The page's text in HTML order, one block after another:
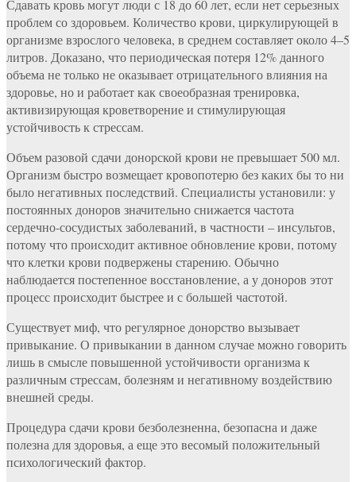
Сдавать кровь могут люди с 18 до 60 лет, если нет серьезных
проблем со здоровьем. Количество крови, циркулирующей в
организме взрослого человека, в среднем составляет около 4–5
литров. Доказано, что периодическая потеря 12% данного
объема не только не оказывает отрицательного влияния на
здоровье, но и работает как своеобразная тренировка,
активизирующая кроветворение и стимулирующая
устойчивость к стрессам.
Объем разовой сдачи донорской крови не превышает 500 мл.
Организм быстро возмещает кровопотерю без каких бы то ни
было негативных последствий. Специалисты установили: у
постоянных доноров значительно снижается частота
сердечно-сосудистых заболеваний, в частности – инсультов,
потому что происходит активное обновление крови, потому
что клетки крови подвержены старению. Обычно
наблюдается постепенное восстановление, а у доноров этот
процесс происходит быстрее и с большей частотой.
Существует миф, что регулярное донорство вызывает
привыкание. О привыкании в данном случае можно говорить
лишь в смысле повышенной устойчивости организма к
различным стрессам, болезням и негативному воздействию
внешней среды.
Процедура сдачи крови безболезненна, безопасна и даже
полезна для здоровья, а еще это весомый положительный
психологический фактор.